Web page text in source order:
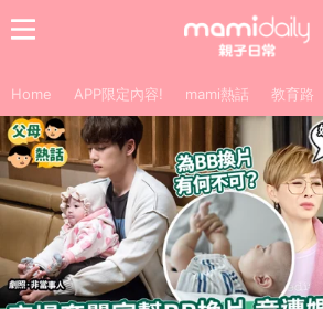
Home APP限定內容! mami熱話 教育路